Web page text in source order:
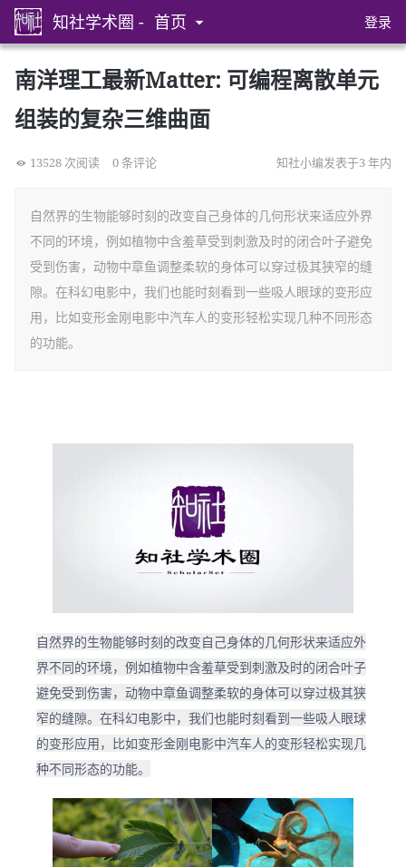
知社学术圈 - 首页 登录
南洋理工最新Matter: 可编程离散单元
组装的复杂三维曲面
13528 次阅读 0 条评论 知社小编发表于3 年内
自然界的生物能够时刻的改变自己身体的几何形状来适应外界
不同的环境，例如植物中含羞草受到刺激及时的闭合叶子避免
受到伤害，动物中章鱼调整柔软的身体可以穿过极其狭窄的缝
隙。在科幻电影中，我们也能时刻看到一些吸人眼球的变形应
用，比如变形金刚电影中汽车人的变形轻松实现几种不同形态
的功能。
自然界的生物能够时刻的改变自己身体的几何形状来适应外
界不同的环境，例如植物中含羞草受到刺激及时的闭合叶子
避免受到伤害，动物中章鱼调整柔软的身体可以穿过极其狭
窄的缝隙。在科幻电影中，我们也能时刻看到一些吸人眼球
的变形应用，比如变形金刚电影中汽车人的变形轻松实现几
种不同形态的功能。